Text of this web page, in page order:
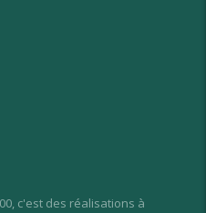
c'est des réalisations à